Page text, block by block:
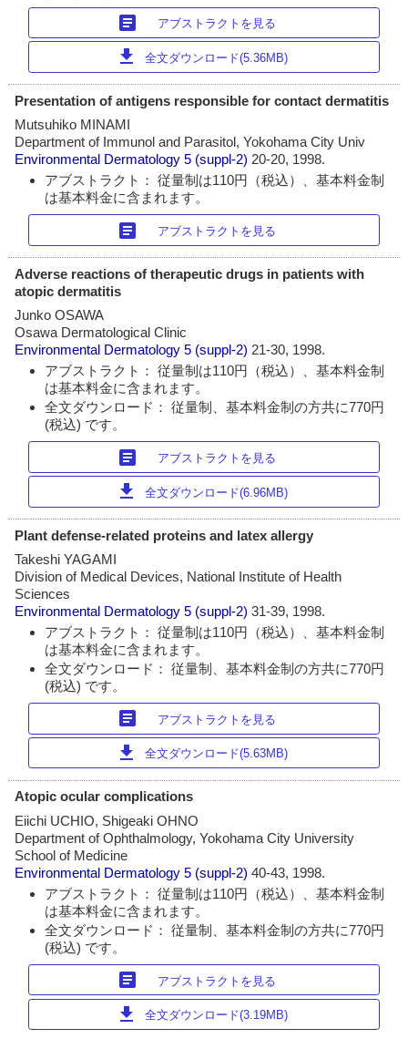
article アブストラクトを見る
download 全文ダウンロード(5.36MB)
Presentation of antigens responsible for contact dermatitis
Mutsuhiko MINAMI
Department of Immunol and Parasitol, Yokohama City Univ
Environmental Dermatology 5 (suppl-2) 20-20, 1998.
アブストラクト： 従量制は110円（税込）、基本料金制
は基本料金に含まれます。
article アブストラクトを見る
Adverse reactions of therapeutic drugs in patients with
atopic dermatitis
Junko OSAWA
Osawa Dermatological Clinic
Environmental Dermatology 5 (suppl-2)21-30, 1998.
アブストラクト： 従量制は110円（税込）、基本料金制
は基本料金に含まれます。
全文ダウンロード： 従量制、基本料金制の方共に770円
(税込) です。
article アブストラクトを見る
download 全文ダウンロード(6.96MB)
Plant defense-related proteins and latex allergy
Takeshi YAGAMI
Division of Medical Devices, National Institute of Health
Sciences
Environmental Dermatology 5 (suppl-2)31-39, 1998.
アブストラクト： 従量制は110円（税込）、基本料金制
は基本料金に含まれます。
全文ダウンロード： 従量制、基本料金制の方共に770円
(税込) です。
article アブストラクトを見る
download 全文ダウンロード(5.63MB)
Atopic ocular complications
Eiichi UCHIO, Shigeaki OHNO
Department of Ophthalmology, Yokohama City University
School of Medicine
Environmental Dermatology 5 (suppl-2)40-43, 1998.
アブストラクト： 従量制は110円（税込）、基本料金制
は基本料金に含まれます。
全文ダウンロード： 従量制、基本料金制の方共に770円
(税込) です。
article アブストラクトを見る
download 全文ダウンロード(3.19MB)